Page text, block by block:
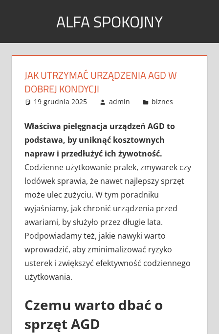
ALFA SPOKOJNY
Wpisy
tematyczne
JAK UTRZYMAĆ URZĄDZENIA AGD W
DOBREJ KONDYCJI
19 grudnia 2025 admin biznes
Właściwa pielęgnacja urządzeń AGD to
podstawa, by uniknąć kosztownych
napraw i przedłużyć ich żywotność.
Codzienne użytkowanie pralek, zmywarek czy
lodówek sprawia, że nawet najlepszy sprzęt
może ulec zużyciu. W tym poradniku
wyjaśniamy, jak chronić urządzenia przed
awariami, by służyło przez długie lata.
Podpowiadamy też, jakie nawyki warto
wprowadzić, aby zminimalizować ryzyko
usterek i zwiększyć efektywność codziennego
użytkowania.
Czemu warto dbać o
sprzęt AGD